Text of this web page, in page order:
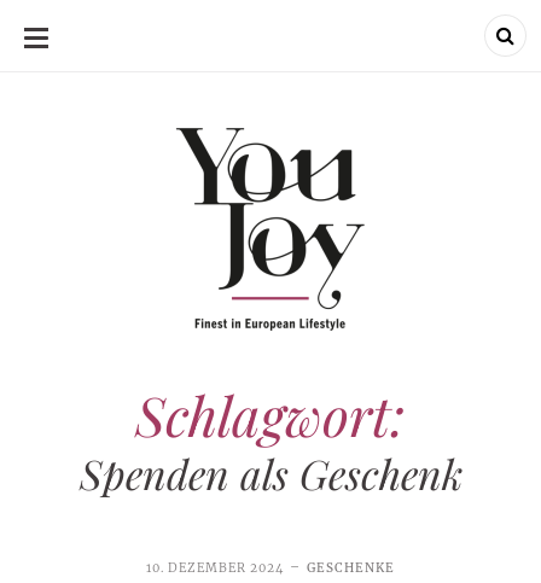
SKIP
Schlagwort:
Spenden als Geschenk
10. DEZEMBER 2024 GESCHENKE